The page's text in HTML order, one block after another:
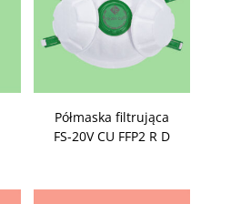
Półmaska filtrująca
FS-20V CU FFP2 R D